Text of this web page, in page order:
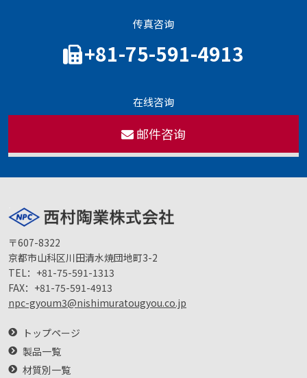
传真咨询
+81-75-591-4913
在线咨询
邮件咨询
〒607-8322
京都市山科区川田清水焼団地町3-2
TEL： +81-75-591-1313
FAX： +81-75-591-4913
npc-gyoum3@nishimuratougyou.co.jp
トップページ
製品一覧
材質別一覧